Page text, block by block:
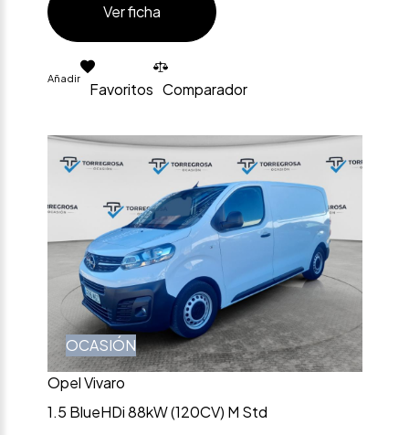
Ver ficha
Añadir
Favoritos Comparador
OCASIÓN
Opel Vivaro
1.5 BlueHDi 88kW (120CV) M Std